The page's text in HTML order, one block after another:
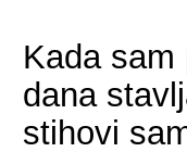
Kada
dana
stihovi